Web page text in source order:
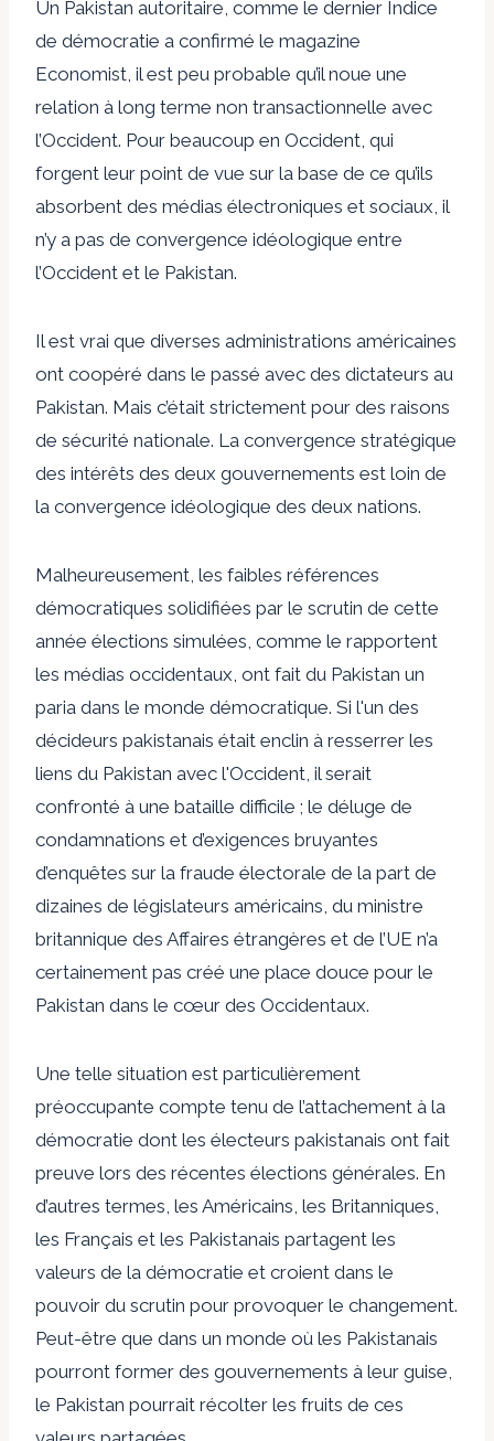
Un Pakistan autoritaire, comme le dernier Indice
de démocratie a confirmé le magazine
Economist, il est peu probable qu’il noue une
relation à long terme non transactionnelle avec
l’Occident. Pour beaucoup en Occident, qui
forgent leur point de vue sur la base de ce qu’ils
absorbent des médias électroniques et sociaux, il
n’y a pas de convergence idéologique entre
l’Occident et le Pakistan.
Il est vrai que diverses administrations américaines
ont coopéré dans le passé avec des dictateurs au
Pakistan. Mais c’était strictement pour des raisons
de sécurité nationale. La convergence stratégique
des intérêts des deux gouvernements est loin de
la convergence idéologique des deux nations.
Malheureusement, les faibles références
démocratiques solidifiées par le scrutin de cette
année élections simulées , comme le rapportent
les médias occidentaux, ont fait du Pakistan un
paria dans le monde démocratique. Si l'un des
décideurs pakistanais était enclin à resserrer les
liens du Pakistan avec l'Occident, il serait
confronté à une bataille difficile ; le déluge de
condamnations et d’exigences bruyantes
d’enquêtes sur la fraude électorale de la part de
dizaines de législateurs américains, du ministre
britannique des Affaires étrangères et de l’UE n’a
certainement pas créé une place douce pour le
Pakistan dans le cœur des Occidentaux.
Une telle situation est particulièrement
préoccupante compte tenu de l’attachement à la
démocratie dont les électeurs pakistanais ont fait
preuve lors des récentes élections générales. En
d’autres termes, les Américains, les Britanniques,
les Français et les Pakistanais partagent les
valeurs de la démocratie et croient dans le
pouvoir du scrutin pour provoquer le changement.
Peut-être que dans un monde où les Pakistanais
pourront former des gouvernements à leur guise,
le Pakistan pourrait récolter les fruits de ces